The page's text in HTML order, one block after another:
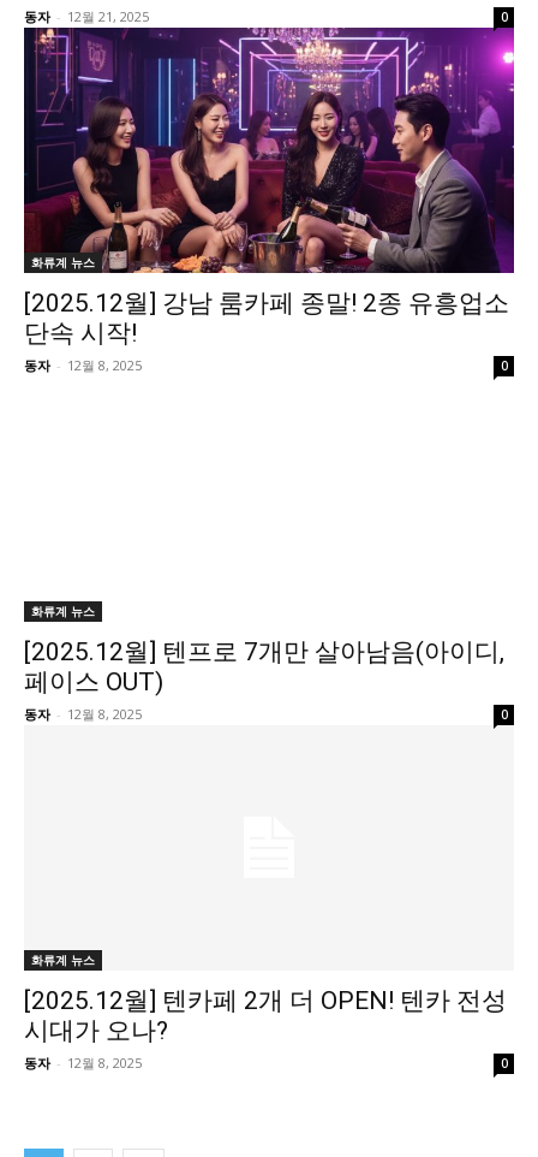
동자 - 12월 21, 2025 0
화류계 뉴스
[2025.12월] 강남 룸카페 종말! 2종 유흥업소
단속 시작!
동자 - 12월 8, 2025 0
화류계 뉴스
[2025.12월] 텐프로 7개만 살아남음(아이디,
페이스 OUT)
동자 - 12월 8, 2025 0
화류계 뉴스
[2025.12월] 텐카페 2개 더 OPEN! 텐카 전성
시대가 오나?
동자 - 12월 8, 2025 0